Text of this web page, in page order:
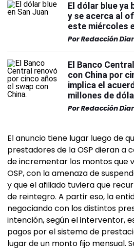
El dólar blue ya
y se acerca al
este miércoles
PorRedacción
El Banco
con China por
implica el
millones de
PorRedacción
El anuncio tiene lugar luego de
prestadores de la OSP dieran a
de incrementar los montos que
OSP, con la amenaza de
y que el afiliado tuviera que
de reintegro. A partir eso, la
negociando con los distintos
intención, según el interventor,
pagos por el sistema de
lugar de un monto fijo mensual.